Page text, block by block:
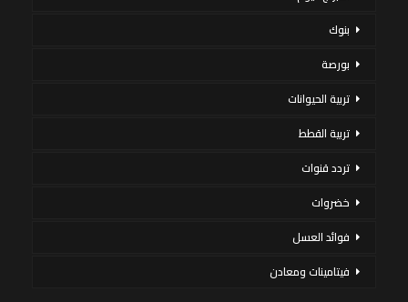
بنوك
بورصة
تربية الحيوانات
تربية القطط
تردد قنوات
خضروات
فوائد العسل
فيتامينات ومعادن